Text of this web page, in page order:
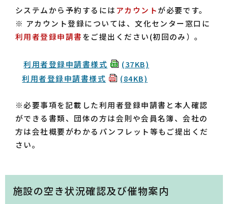
システムから予約するにはアカウントが必要です。
※ アカウント登録については、文化センター窓口に
利用者登録申請書をご提出ください(初回のみ）。
利用者登録申請書様式
(37KB)
利用者登録申請書様式
(84KB)
※必要事項を記載した利用者登録申請書と本人確認
ができる書類、団体の方は会則や会員名簿、会社の
方は会社概要がわかるパンフレット等もご提出くだ
さい。
施設の空き状況確認及び催物案内